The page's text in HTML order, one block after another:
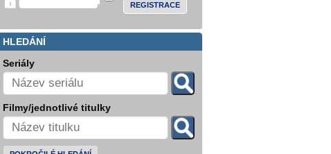
REGISTRACE
HLEDÁNÍ
Seriály
Filmy/jednotlivé titulky